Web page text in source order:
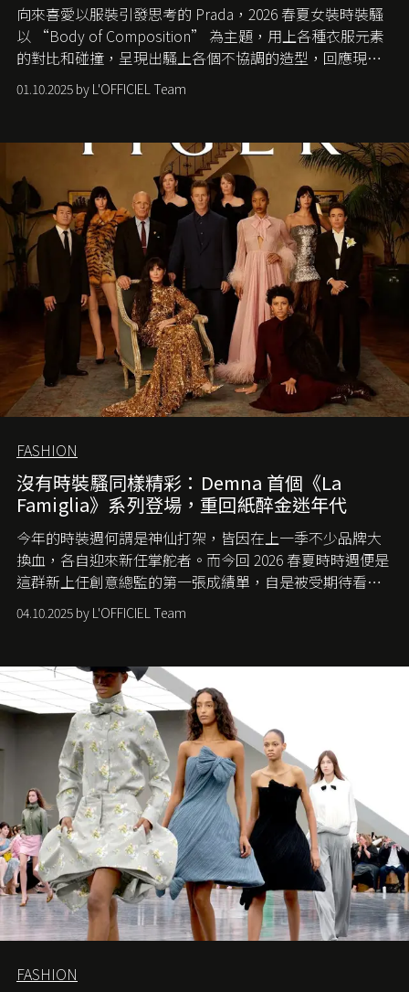
向來喜愛以服裝引發思考的 Prada，2026 春夏女裝時裝騷
以 “Body of Composition” 為主題，用上各種衣服元素
的對比和碰撞，呈現出騷上各個不協調的造型，回應現今
社會各種資訊、文化超載的現象。
01.10.2025 by L'OFFICIEL Team
FASHION
沒有時裝騷同樣精彩：Demna 首個《La
Famiglia》系列登場，重回紙醉金迷年代
今年的時裝週何謂是神仙打架，皆因在上一季不少品牌大
換血，各自迎來新任掌舵者。而今回 2026 春夏時時週便是
這群新上任創意總監的第一張成績單，自是被受期待看他
們如何各顯神通。意大利老牌 Gucci 在過去幾個季度業績
難已救回，開雲集團任命成功曾翻轉 Balenciaga 的愛將
團市值一日蒸發 30 億美元，大眾擔心走得太前的 Demna
會忽略品牌的美學基礎，最後變成三不像。而從剛剛推出
的首作所造成的話題及關注度，我們便知道 Demna 沒這麼
簡單，一個嶄新的 Gucci 時代已經展開！
04.10.2025 by L'OFFICIEL Team
FASHION